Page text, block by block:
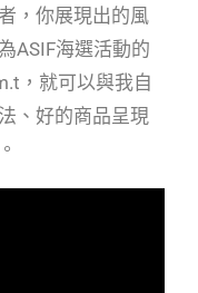
，你展現出的風
ASIF海選活動的
，就可以與我自
、好的商品呈現